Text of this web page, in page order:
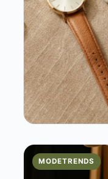
MODETRENDS